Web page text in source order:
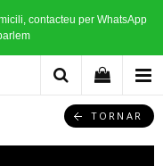
contacteu per WhatsApp
TORNAR